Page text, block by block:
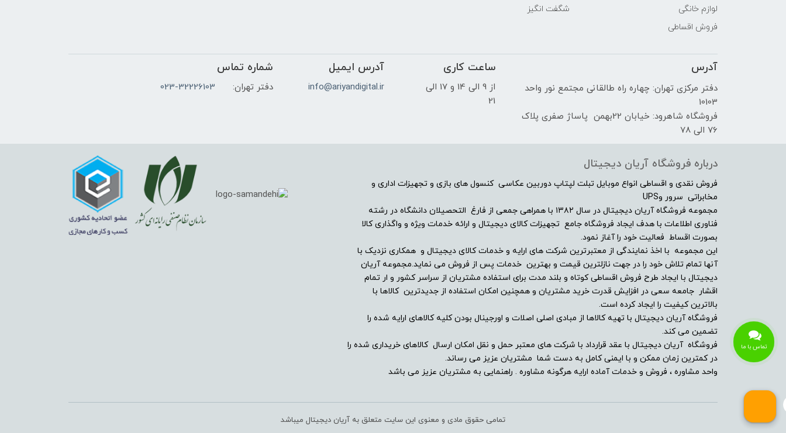
مشخصات صفحه نمایش
2K (2560×1440)
دقت صفحه نمایش
صفحه نمایش لمسی
امکانات و سنسورها
درایو نوری
توضیحات درایو نوری
وبکم
مشخصات اسپیکر
حسگر اثر انگشت
بلوتوث
پورت ها و درگاه ارتباطی
لوازم خانگی
فروش اقساطی
شگفت انگیز
آدرس
دفتر مرکزی تهران: چهاره راه طالقانی مجتمع نور واحد
10103
فروشگاه شاهرود: خیابان 22بهمن پاساژ صفری پلاک
76 الی 78
ساعت کاری
از 9 الی 14 و 17 الی
21
آدرس ایمیل
info@ariyandigital.ir
شماره تماس
دفتر تهران: 023-32226103
درباره فروشگاه آریان دیجیتال
فروش نقدی و اقساطی انواع موبایل تبلت لپتاپ دوربین عکاسی کنسول های بازی و تجهیزات اداری و
مخابراتی سرور وUPS
مجموعه فروشگاه آریان دیجیتال در سال ۱۳۸۲ با همراهی جمعی از فارغ التحصیلان دانشگاه در رشته
فناوری اطلاعات با هدف ایجاد فروشگاه جامع تجهیزات کالای دیجیتال و ارائه خدمات ویژه و واگذاری کالا
بصورت اقساط فعالیت خود را آغاز نمود.
این مجموعه با اخذ نمایندگی از معتبرترین شرکت های ارایه و خدمات کالای دیجیتال و همکاری نزدیک با
آنها تمام تلاش خود را در جهت نازلترین قیمت و بهترین خدمات پس از فروش می نماید.مجموعه آریان
دیجیتال با ایجاد طرح فروش اقساطی کوتاه و بلند مدت برای استفاده مشتریان از سراسر کشور و ار تمام
اقشار جامعه سعی در افزایش قدرت خرید مشتریان و همچنین امکان استفاده از جدیدترین کالاها با
بالاترین کیفیت را ایجاد کرده است.
فروشگاه آریان دیجیتال با تهیه کالاها از مبادی اصلی اصلات و اورجینال بودن کلیه کالاهای ارایه شده را
تضمین می کند.
فروشگاه آریان دیجیتال با عقد قرارداد با شرکت های معتبر حمل و نقل امکان ارسال کالاهای خریداری شده را
در کمترین زمان ممکن و با ایمنی کامل به دست شما مشتریان عزیز می رساند.
واحد مشاوره ، فروش و خدمات آماده ارایه هرگونه مشاوره . راهنمایی به مشتریان عزیز می باشد
تمامی حقوق مادی و معنوی این سایت متعلق به آریان دیجیتال میباشد
تماس با ما